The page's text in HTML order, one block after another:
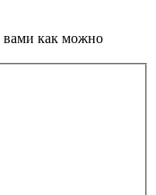
вами как можно